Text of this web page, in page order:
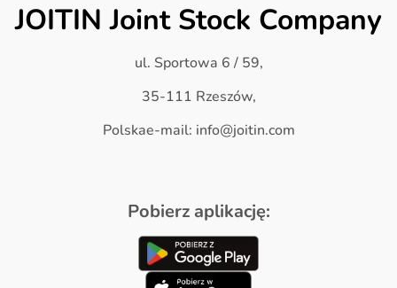
JOITIN Joint Stock Company
ul. Sportowa 6 / 59,
35-111 Rzeszów,
Polskae-mail: info@joitin.com
Pobierz aplikację: